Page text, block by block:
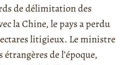
de délimitation des
la Chine, le pays a perdu
litigieux. Le ministre
de l’époque,